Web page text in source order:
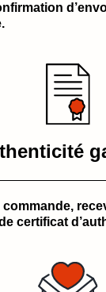
commande,
certificat